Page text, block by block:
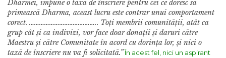
Dharmei, impune o taxã de înscriere pentru cei ce doresc sã
primeascã Dharma, aceast lucru este contrar unui comportament
corect. ………………………………….. Toți membrii comunitãții, atât ca
grup cât și ca indivizi, vor face doar donații și daruri cãtre
Maestru și cãtre Comunitate în acord cu dorința lor, și nici o
taxã de înscriere nu va fi solicitatã.”În acest fel, nici un aspirant